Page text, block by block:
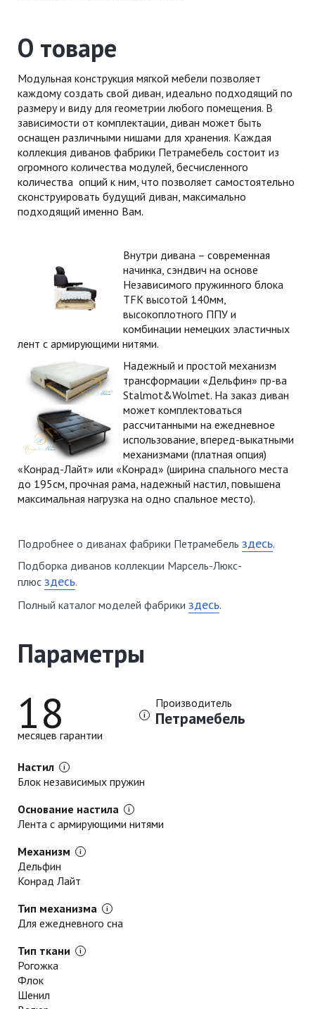
О товаре
Модульная конструкция мягкой мебели позволяет
каждому создать свой диван, идеально подходящий по
размеру и виду для геометрии любого помещения. В
зависимости от комплектации, диван может быть
оснащен различными нишами для хранения. Каждая
коллекция диванов фабрики Петрамебель состоит из
огромного количества модулей, бесчисленного
количества опций к ним, что позволяет самостоятельно
сконструировать будущий диван, максимально
подходящий именно Вам.
Внутри дивана – современная
начинка, сэндвич на основе
Независимого пружинного блока
TFK высотой 140мм,
высокоплотного ППУ и
комбинации немецких эластичных
лент с армирующими нитями.
Надежный и простой механизм
трансформации «Дельфин» пр-ва
Stalmot&Wolmet. На заказ диван
может комплектоваться
рассчитанными на ежедневное
использование, вперед-выкатными
механизмами (платная опция)
«Конрад-Лайт» или «Конрад» (ширина спального места
до 195см, прочная рама, надежный настил, повышена
максимальная нагрузка на одно спальное место).
Подробнее о диванах фабрики Петрамебельздесь.
Подборка диванов коллекции Марсель-Люкс-
плюсздесь.
Полный каталог моделей фабрикиздесь.
Параметры
Настил
Блок независимых пружин
Основание настила
Лента с армирующими нитями
Механизм
Дельфин
Конрад Лайт
Тип механизма
Для ежедневного сна
Тип ткани
Рогожка
Флок
Шенил
Производитель
Петрамебель
18
месяцев гарантии